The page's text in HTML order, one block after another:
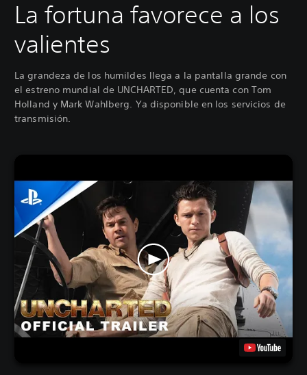
La fortuna favorece a los
valientes
La grandeza de los humildes llega a la pantalla grande con
el estreno mundial de UNCHARTED, que cuenta con Tom
Holland y Mark Wahlberg. Ya disponible en los servicios de
transmisión.